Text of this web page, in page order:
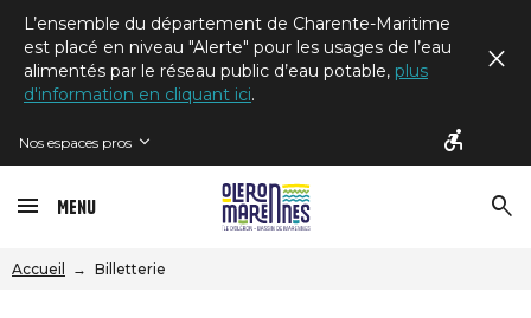
L’ensemble du département de Charente-Maritime
est placé en niveau "Alerte" pour les usages de l’eau
alimentés par le réseau public d’eau potable, plus
d'information en cliquant ici.
Nos espaces pros
Menu
Accueil Billetterie